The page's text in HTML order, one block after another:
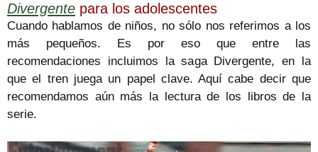
Divergente para los adolescentes
Cuando hablamos de niños, no sólo nos referimos a los
más pequeños. Es por eso que entre las
recomendaciones incluimos la saga Divergente, en la
que el tren juega un papel clave. Aquí cabe decir que
recomendamos aún más la lectura de los libros de la
serie.